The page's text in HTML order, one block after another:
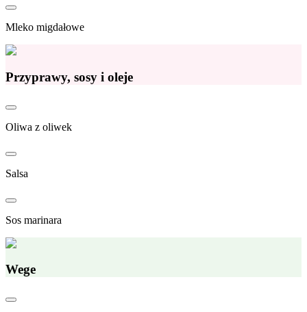
Mleko migdałowe
Przyprawy, sosy i oleje
Oliwa z oliwek
Salsa
Sos marinara
Wege